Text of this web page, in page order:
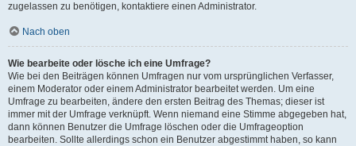
zugelassen zu benötigen, kontaktiere einen Administrator.
Nach oben
Wie bearbeite oder lösche ich eine Umfrage?
Wie bei den Beiträgen können Umfragen nur vom ursprünglichen Verfasser,
einem Moderator oder einem Administrator bearbeitet werden. Um eine
Umfrage zu bearbeiten, ändere den ersten Beitrag des Themas; dieser ist
immer mit der Umfrage verknüpft. Wenn niemand eine Stimme abgegeben hat,
dann können Benutzer die Umfrage löschen oder die Umfrageoption
bearbeiten. Sollte allerdings schon ein Benutzer abgestimmt haben, so kann